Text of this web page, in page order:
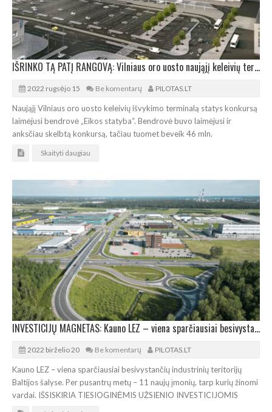
IŠRINKO TĄ PATĮ RANGOVĄ: Vilniaus oro uosto naująjį keleivių terminalą visgi statys „Eika“
2022 rugsėjo 15 Be komentarų PILOTAS.LT
Naująjį Vilniaus oro uosto keleivių išvykimo terminalą statys konkursą
laimėjusi bendrovė „Eikos statyba“. Bendrovė buvo laimėjusi ir
anksčiau skelbtą konkursą, tačiau tuomet beveik 46 mln.
Skaityti daugiau
INVESTICIJŲ MAGNETAS: Kauno LEZ – viena sparčiausiai besivystančių pramoninių teritorijų
2022 birželio 20 Be komentarų PILOTAS.LT
Kauno LEZ – viena sparčiausiai besivystančių industrinių teritorijų
Baltijos šalyse. Per pusantrų metų – 11 naujų įmonių, tarp kurių žinomi
vardai. IŠSISKIRIA TIESIOGINĖMIS UŽSIENIO INVESTICIJOMIS